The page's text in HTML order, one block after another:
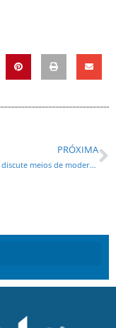
PRÓXIMA
Assembleia discute meios de modernizar legislação para estimular doação de alimentos